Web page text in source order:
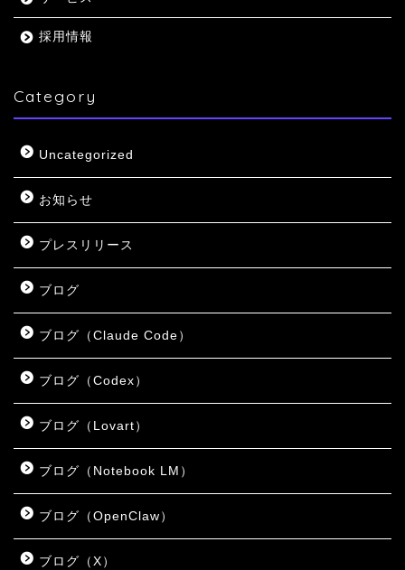
採用情報
Category
Uncategorized
お知らせ
プレスリリース
ブログ
ブログ（Claude Code）
ブログ（Codex）
ブログ（Lovart）
ブログ（Notebook LM）
ブログ（OpenClaw）
ブログ（X）